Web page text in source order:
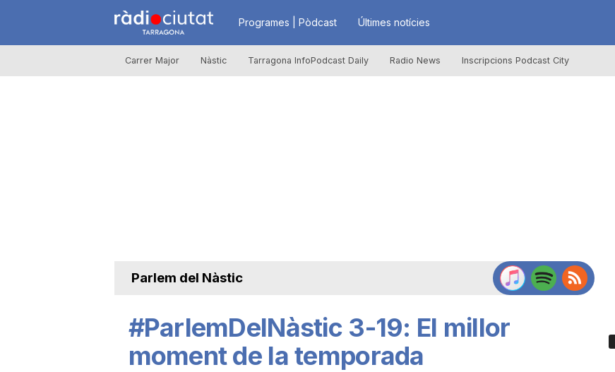
R
à
u
Programes | Pòdcast Últimes notícies
Carrer Major Nàstic Tarragona InfoPodcast Daily Radio News Inscripcions Podcast City
Parlem del Nàstic
#ParlemDelNàstic 3-19: El millor
moment de la temporada